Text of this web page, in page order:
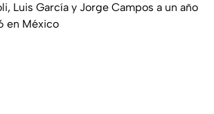
Luis García y Jorge Campos a un año
en México